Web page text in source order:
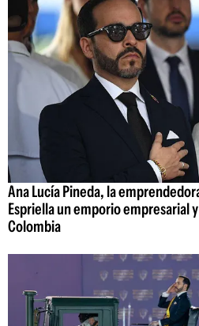
Ana Lucía Pineda, la
Espriella un emporio empresarial
Colombia